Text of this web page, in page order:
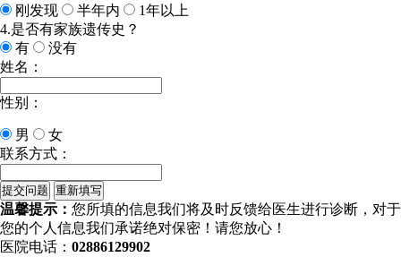
刚发现
半年内
1年以上
4.是否有家族遗传史？
有
没有
姓名：
性别：
男
女
联系方式：
温馨提示： 您所填的信息我们将及时反馈给医生进行诊断，对于
您的个人信息我们承诺绝对保密！请您放心！
医院电话： 02886129902